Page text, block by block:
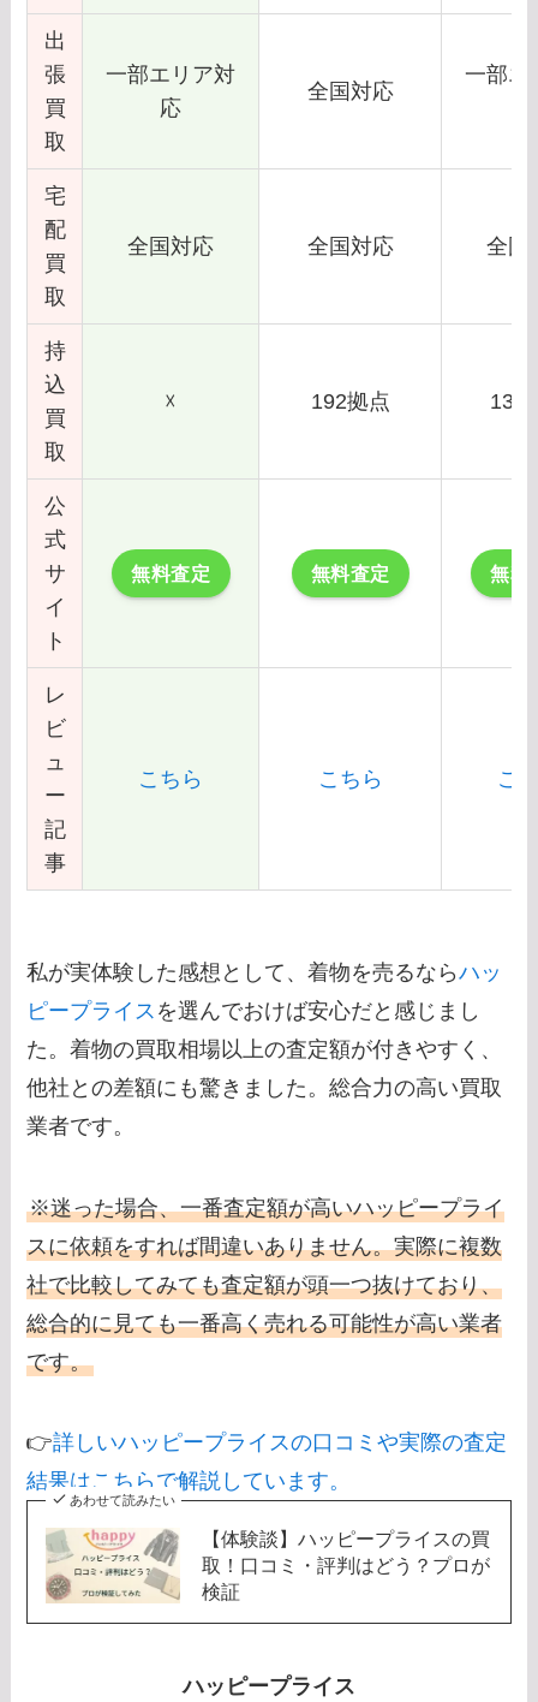
出
張
買
取
一部エリア対
応
全国対応
一部エ
宅
配
買
取
全国対応 全国対応 全国
持
込
買
取
☓ 192拠点 133
公
式
サ
イ
ト
無料査定 無料査定 無料
レ
ビ
ュ
ー
記
事
こちら こちら こ
私が実体験した感想として、着物を売るならハッ
ピープライス を選んでおけば安心だと感じまし
た。着物の買取相場以上の査定額が付きやすく、
他社との差額にも驚きました。総合力の高い買取
業者です。
※迷った場合、一番査定額が高いハッピープライ
スに依頼をすれば間違いありません。実際に複数
社で比較してみても査定額が頭一つ抜けており、
総合的に見ても一番高く売れる可能性が高い業者
です。
👉詳しいハッピープライスの口コミや実際の査定
結果はこちらで解説しています。
あわせて読みたい
【体験談】ハッピープライスの買
取！口コミ・評判はどう？プロが
検証
ハッピープライス